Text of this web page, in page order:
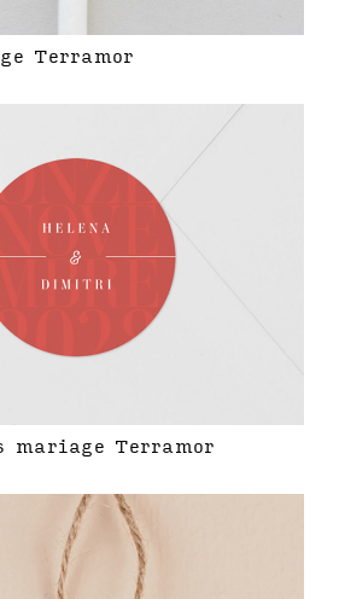
Terramor
mariage Terramor